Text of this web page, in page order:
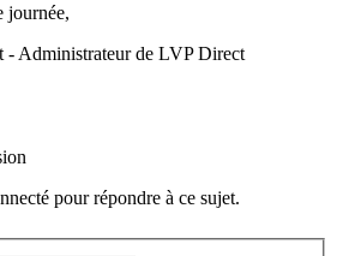
journée,
- Administrateur de LVP Direct
pour répondre à ce sujet.